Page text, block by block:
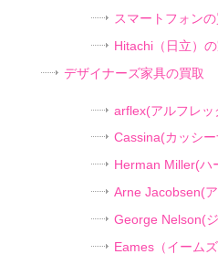
スマートフォンの
Hitachi（日立）
デザイナーズ家具の買取
arflex(アルフレッ
Cassina(カッシ
Herman Miller(ハ
Arne Jacobsen(
George Nelson(
Eames（イーム